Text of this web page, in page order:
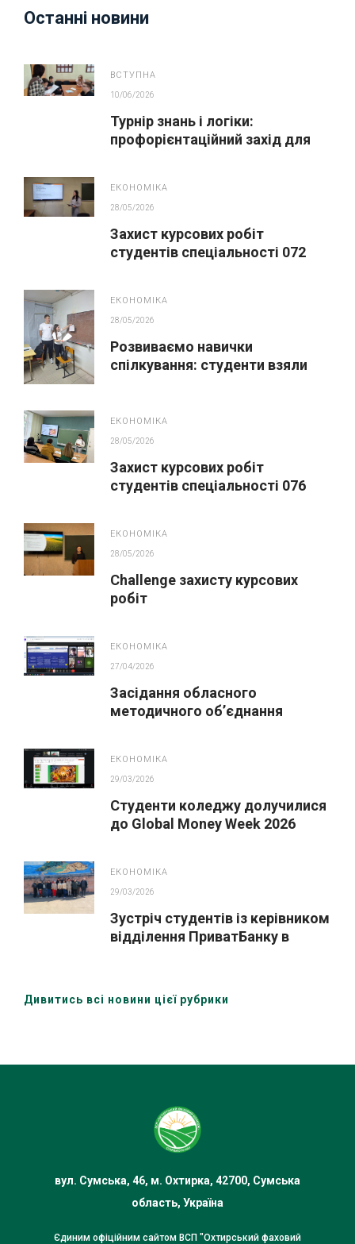
Останні новини
ВСТУПНА
10/06/2026
Турнір знань і логіки:
профорієнтаційний захід для
ЕКОНОМІКА
28/05/2026
Захист курсових робіт
студентів спеціальності 072
ЕКОНОМІКА
28/05/2026
Розвиваємо навички
спілкування: студенти взяли
ЕКОНОМІКА
28/05/2026
Захист курсових робіт
студентів спеціальності 076
ЕКОНОМІКА
28/05/2026
Challenge захисту курсових
робіт
ЕКОНОМІКА
27/04/2026
Засідання обласного
методичного обʼєднання
ЕКОНОМІКА
29/03/2026
Студенти коледжу долучилися
до Global Money Week 2026
ЕКОНОМІКА
29/03/2026
Зустріч студентів із керівником
відділення ПриватБанку в
Дивитись всі новини цієї рубрики
вул. Сумська, 46, м. Охтирка, 42700, Сумська
область, Україна
Єдиним офіційним сайтом ВСП "Охтирський фаховий